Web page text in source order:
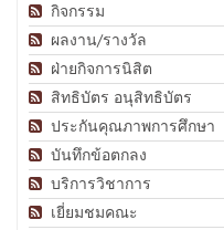
กิจกรรม
ผลงาน/รางวัล
ฝ่ายกิจการนิสิต
สิทธิบัตร อนุสิทธิบัตร
ประกันคุณภาพการศึกษา
บันทึกข้อตกลง
บริการวิชาการ
เยี่ยมชมคณะ